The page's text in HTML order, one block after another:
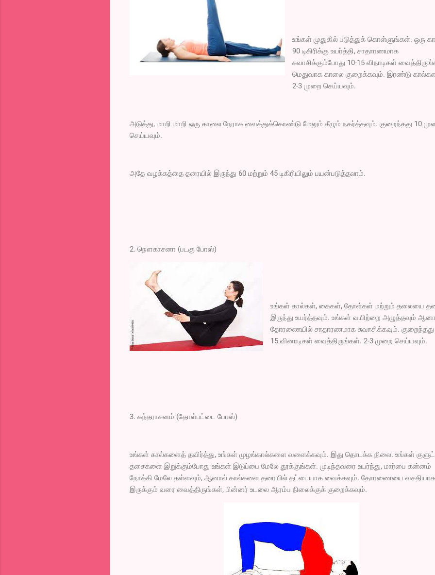
உங்கள் முதுகில் படுத்துக் கொள்ளுங்கள். ஒரு
90 டிகிரிக்கு உயர்த்தி, சாதாரணமாக
சுவாசிக்கும்போது 10-15 விநாடிகள்
மெதுவாக காலை குறைக்கவும். இரண்டு
2-3 முறை செய்யவும்.
அடுத்து, மாறி மாறி ஒரு காலை நேராக வைத்துக்கொண்டு மேலும் கீழும் நகர்த்தவும். குறைந்தது 10
செய்யவும்.
அதே வழக்கத்தை தரையில் இருந்து 60 மற்றும் 45 டிகிரியிலும் பயன்படுத்தலாம்.
2. நௌகாசனா (படகு போஸ்)
உங்கள் கால்கள், கைகள், தோள்கள் மற்றும் தலையை
இருந்து உயர்த்தவும். உங்கள் வயிற்றை அழுத்தவும்
தோரணையில் சாதாரணமாக சுவாசிக்கவும். குறைந்தது
15 வினாடிகள் வைத்திருங்கள். 2-3 முறை செய்யவும்.
3. கந்தராசனம் (தோள்பட்டை போஸ்)
உங்கள் கால்களைத் தவிர்த்து, உங்கள் முழங்கால்களை வளைக்கவும். இது தொடக்க நிலை. உங்கள்
தசைகளை இறுக்கும்போது உங்கள் இடுப்பை மேலே தூக்குங்கள். முடிந்தவரை உயர்ந்து, மார்பை கன்னம்
நோக்கி மேலே தள்ளவும், ஆனால் கால்களை தரையில் தட்டையாக வைக்கவும். தோரணையை வசதியாக
இருக்கும் வரை வைத்திருங்கள், பின்னர் உடலை ஆரம்ப நிலைக்குக் குறைக்கவும்.